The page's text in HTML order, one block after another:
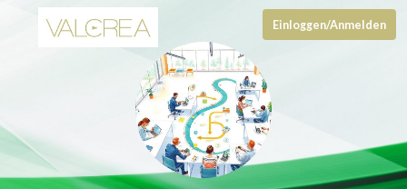
Einloggen/Anmelden